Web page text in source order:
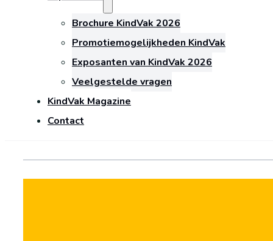
Brochure KindVak 2026
Promotiemogelijkheden KindVak
Exposanten van KindVak 2026
Veelgestelde vragen
KindVak Magazine
Contact